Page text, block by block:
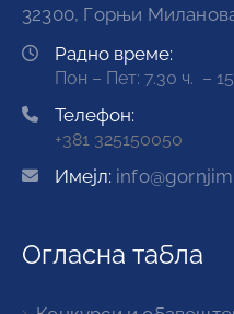
32300, Горњи
Радно време:
Пон – Пет: 7.30 ч. –
Телефон:
+381 325150050
Имејл:
Огласна табла